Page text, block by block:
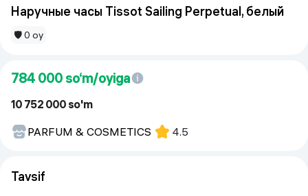
Наручные часы Tissot Sailing Perpetual, белый
🛡 0 oy
784 000 so‘m/oyiga
10 752 000 so'm
PARFUM & COSMETICS
4.5
Tavsif